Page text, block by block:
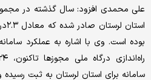
بوده است. وی با اشاره به عملکرد